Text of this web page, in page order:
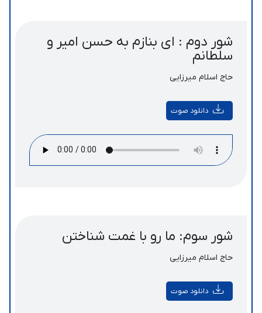
شور دوم : ای بنازم به حسن امیر و
سلطانم
حاج اسلام میرزایی
دانلود صوت
شور سوم: ما رو با غمت شناختن
حاج اسلام میرزایی
دانلود صوت